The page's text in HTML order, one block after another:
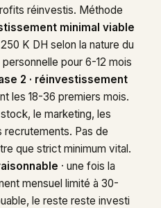
réinvestis. Méthode
minimal viable
K DH selon la nature du
pour 6-12 mois
2 · réinvestissement
les 18-36 premiers mois.
le marketing, les
recrutements. Pas de
que strict minimum vital.
· une fois la
mensuel limité à 30-
le reste reste investi